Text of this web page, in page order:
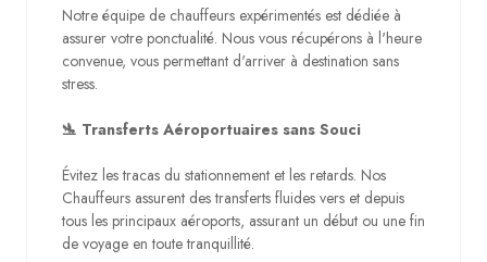
Notre équipe de chauffeurs expérimentés est dédiée à
assurer votre ponctualité. Nous vous récupérons à l'heure
convenue, vous permettant d'arriver à destination sans
stress.
🛬 Transferts Aéroportuaires sans Souci
Évitez les tracas du stationnement et les retards. Nos
Chauffeurs assurent des transferts fluides vers et depuis
tous les principaux aéroports, assurant un début ou une fin
de voyage en toute tranquillité.